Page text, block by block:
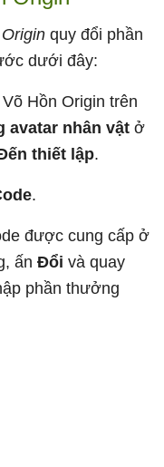
quy đổi phần
dưới đây:
Hồn Origin trên
avatar nhân vật ở
thiết lập.
.
được cung cấp ở
ấn Đổi và quay
phần thưởng